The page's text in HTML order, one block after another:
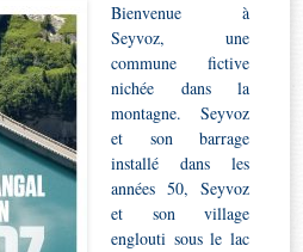
Bienvenue à
Seyvoz, une
commune fictive
nichée dans la
montagne. Seyvoz
et son barrage
installé dans les
années 50, Seyvoz
et son village
englouti sous le lac